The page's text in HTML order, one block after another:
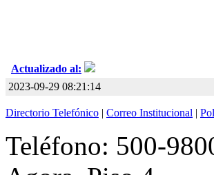
Actualizado al:
2023-09-29 08:21:14
Directorio Telefónico | Correo Institucional |
Teléfono: 500-